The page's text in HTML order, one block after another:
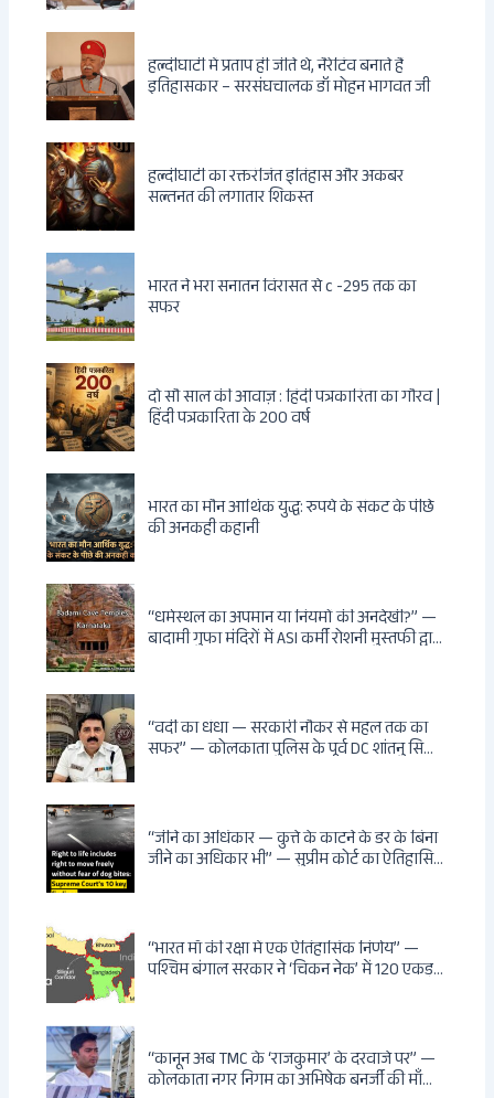
हल्दीघाटी में प्रताप ही जीते थे, नैरेटिव बनाते हैं
इतिहासकार – सरसंघचालक डॉ मोहन भागवत जी
हल्दीघाटी का रक्तरंजित इतिहास और अकबर
सल्तनत की लगातार शिकस्त
भारत ने भरा सनातन विरासत से c -295 तक का
सफर
दो सौ साल की आवाज़ : हिंदी पत्रकारिता का गौरव |
हिंदी पत्रकारिता के 200 वर्ष
भारत का मौन आर्थिक युद्ध: रुपये के संकट के पीछे
की अनकही कहानी
“धर्मस्थल का अपमान या नियमों की अनदेखी?” —
बादामी गुफा मंदिरों में ASI कर्मी रोशनी मुस्तफी द्वारा
“वर्दी का धंधा — सरकारी नौकर से महल तक का
सफर” — कोलकाता पुलिस के पूर्व DC शांतनु सिन्हा
भूमिका — ED ने गिरफ्तार किया
“जीने का अधिकार — कुत्ते के काटने के डर के बिना
जीने का अधिकार भी” — सुप्रीम कोर्ट का ऐतिहासिक
अनुमति, राज्यों को 10 कड़े निर्देश
“भारत माँ की रक्षा में एक ऐतिहासिक निर्णय” —
पश्चिम बंगाल सरकार ने ‘चिकन नेक’ में 120 एकड़
दुश्मनों की नींद उड़ाई
“कानून अब TMC के ‘राजकुमार’ के दरवाजे पर” —
कोलकाता नगर निगम का अभिषेक बनर्जी की माँ